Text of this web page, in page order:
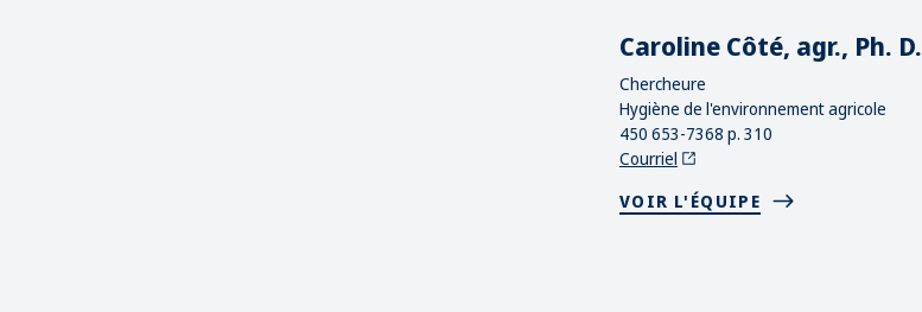
Caroline Côté, agr., Ph. D.
Chercheure
Hygiène de l'environnement agricole
450 653-7368 p. 310
Courriel
VOIR L'ÉQUIPE